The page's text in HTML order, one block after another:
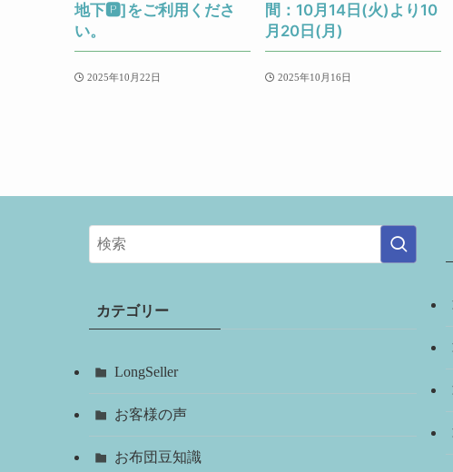
地下🅿]をご利用くださ
い。
2025年10月22日
間：10月14日(火)より10
月20日(月)
2025年10月16日
カテゴリー
LongSeller
お客様の声
お布団豆知識